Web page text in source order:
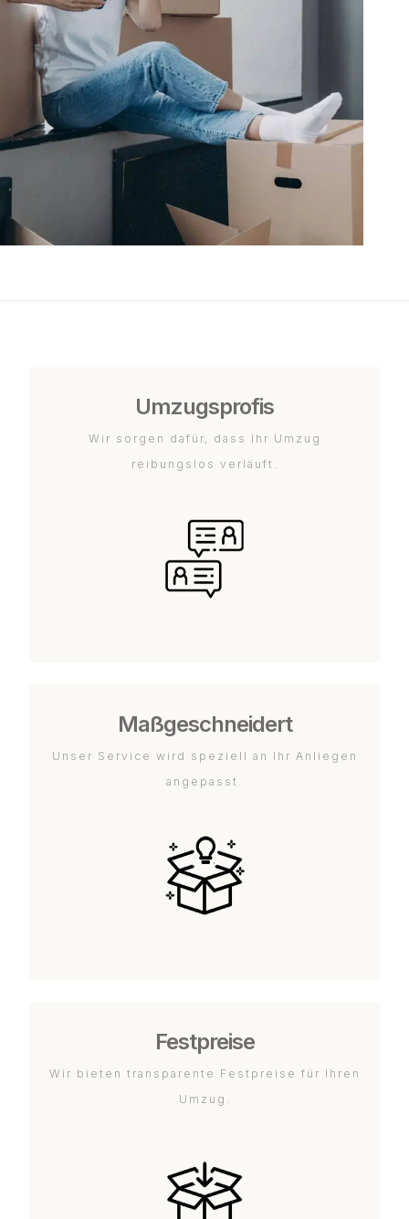
Umzugsprofis
Wir sorgen dafür, dass Ihr Umzug
reibungslos verläuft.
Maßgeschneidert
Unser Service wird speziell an Ihr Anliegen
angepasst.
Festpreise
Wir bieten transparente Festpreise für Ihren
Umzug.